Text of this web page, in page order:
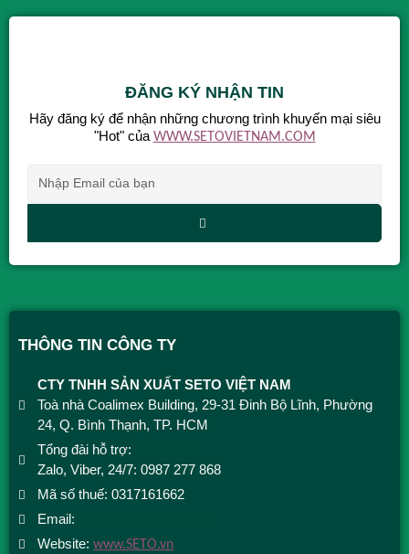
ĐĂNG KÝ NHẬN TIN
Hãy đăng ký để nhận những chương trình khuyến mại siêu
"Hot" của WWW.SETOVIETNAM.COM
THÔNG TIN CÔNG TY
CTY TNHH SẢN XUẤT SETO VIỆT NAM
Toà nhà Coalimex Building, 29-31 Đinh Bộ Lĩnh, Phường
24, Q. Bình Thạnh, TP. HCM
Tổng đài hỗ trợ:
Zalo, Viber, 24/7: 0987 277 868
Mã số thuế: 0317161662
Email:
Website:www.SETO.vn